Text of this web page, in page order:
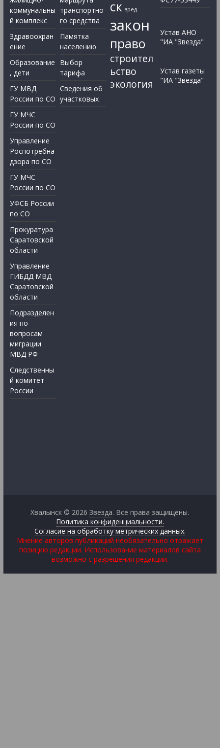
коммунальны
й комплекс
Здравоохран
ение
Образование
, дети
ГУ МВД
России по СО
ГУ МЧС
России по СО
Управление
Роспотребна
дзора по СО
ГУ МЧС
России по СО
УФСБ России
по СО
Прокуратура
Саратовской
области
Управление
ГИБДД МВД
Саратовской
области
Подразделен
ия по
вопросам
миграции
МВД РФ
Следственны
й комитет
России
транспортно
го средства
Памятка
населению
Выбор
тарифа
Сведения об
участковых
ск вред
закон
право
строител
ьство
экология
Устав АНО
"ИА "Звезда"
Устав газеты
"ИА "Звезда"
Хвалынск © 2026Звезда. Все права защищены.
Политика конфиденциальности.
Согласие на обработку метрических данных.
Мнение авторов публикаций необязательно отражает
позицию редакции. Использование материалов сайта
возможно с разрешения редакции.